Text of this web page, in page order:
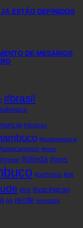
ESTÃO DEFINIDOS
DE MESÁRIOS
#brasil
#doacao
#fundaoeleitoral
#leitos
#olinda #oms
#petrolina #pt
#tce #vacinacao
pp recife vereador